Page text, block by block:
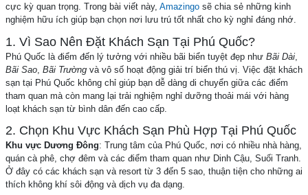
cực kỳ quan trọng. Trong bài viết này, Amazingo sẽ chia sẻ những kinh
nghiệm hữu ích giúp bạn chọn nơi lưu trú tốt nhất cho kỳ nghỉ đáng nhớ.
1. Vì Sao Nên Đặt Khách Sạn Tại Phú Quốc?
Phú Quốc là điểm đến lý tưởng với nhiều bãi biển tuyệt đẹp như Bãi Dài
Bãi Sao Bãi Trường và vô số hoạt động giải trí biển thú vị. Việc đặt khách
sạn tại Phú Quốc không chỉ giúp bạn dễ dàng di chuyển giữa các điểm
tham quan mà còn mang lại trải nghiệm nghỉ dưỡng thoải mái với hàng
loạt khách sạn từ bình dân đến cao cấp.
2. Chọn Khu Vực Khách Sạn Phù Hợp Tại Phú Quốc
Khu vực Dương Đông: Trung tâm của Phú Quốc, nơi có nhiều nhà hàng,
quán cà phê, chợ đêm và các điểm tham quan như Dinh Cậu, Suối Tranh.
Ở đây có các khách sạn và resort từ 3 đến 5 sao, thuận tiện cho những ai
thích không khí sôi động và dịch vụ đa dạng.